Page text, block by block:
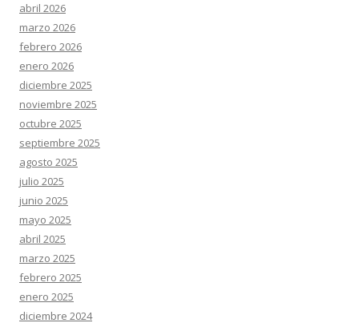
abril 2026
marzo 2026
febrero 2026
enero 2026
diciembre 2025
noviembre 2025
octubre 2025
septiembre 2025
agosto 2025
julio 2025
junio 2025
mayo 2025
abril 2025
marzo 2025
febrero 2025
enero 2025
diciembre 2024